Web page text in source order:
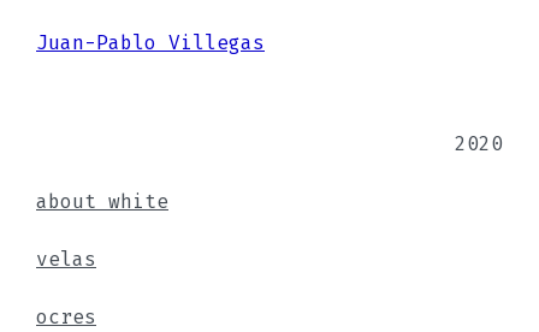
Juan-Pablo Villegas
2020
about white
velas
ocres